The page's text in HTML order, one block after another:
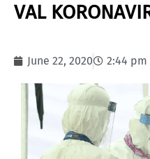
VAL
June 22, 2020 2:44 pm